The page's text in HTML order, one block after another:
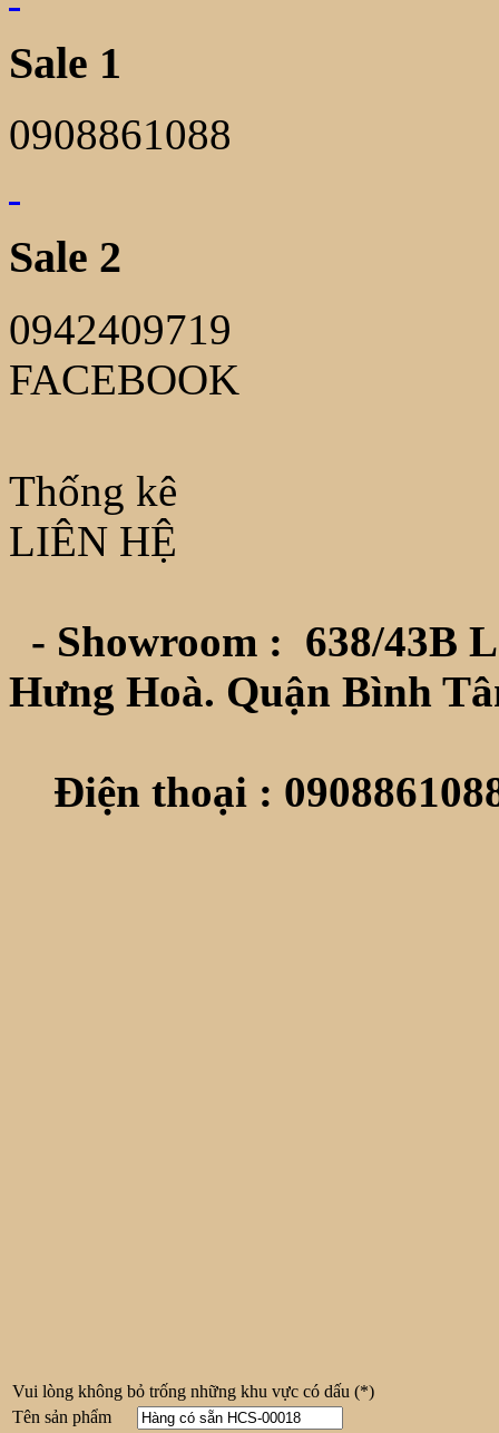
Sale 1
0908861088
Sale 2
0942409719
FACEBOOK
Thống kê
LIÊN HỆ
- Showroom : 638/43B
Hưng Hoà. Quận Bình
Điện thoại :
Vui lòng không bỏ trống những khu vực có dấu (*)
Tên sản phẩm